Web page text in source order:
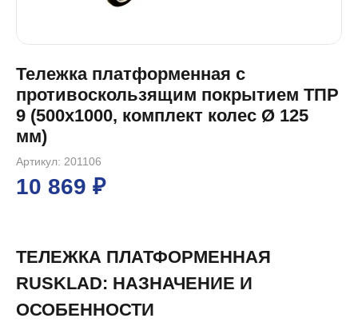
Тележка платформенная с
противоскользящим покрытием ТПР
9 (500x1000, комплект колес Ø 125
мм)
Артикул: 201106
10 869 ₽
ТЕЛЕЖКА ПЛАТФОРМЕННАЯ
RUSKLAD: НАЗНАЧЕНИЕ И
ОСОБЕННОСТИ